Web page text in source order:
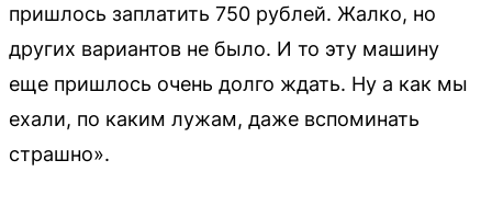
пришлось заплатить 750 рублей. Жалко, но
других вариантов не было. И то эту машину
еще пришлось очень долго ждать. Ну а как мы
ехали, по каким лужам, даже вспоминать
страшно».